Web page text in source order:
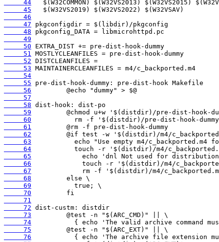
     44
     45
     46
     47
     48
     49
     50
     51
     52
     53
     54
     55
     56
     57
     58
     59
     60
     61
     62
     63
     64
     65
     66
     67
     68
     69
     70
     71
     72
     73
     74
     75
     76